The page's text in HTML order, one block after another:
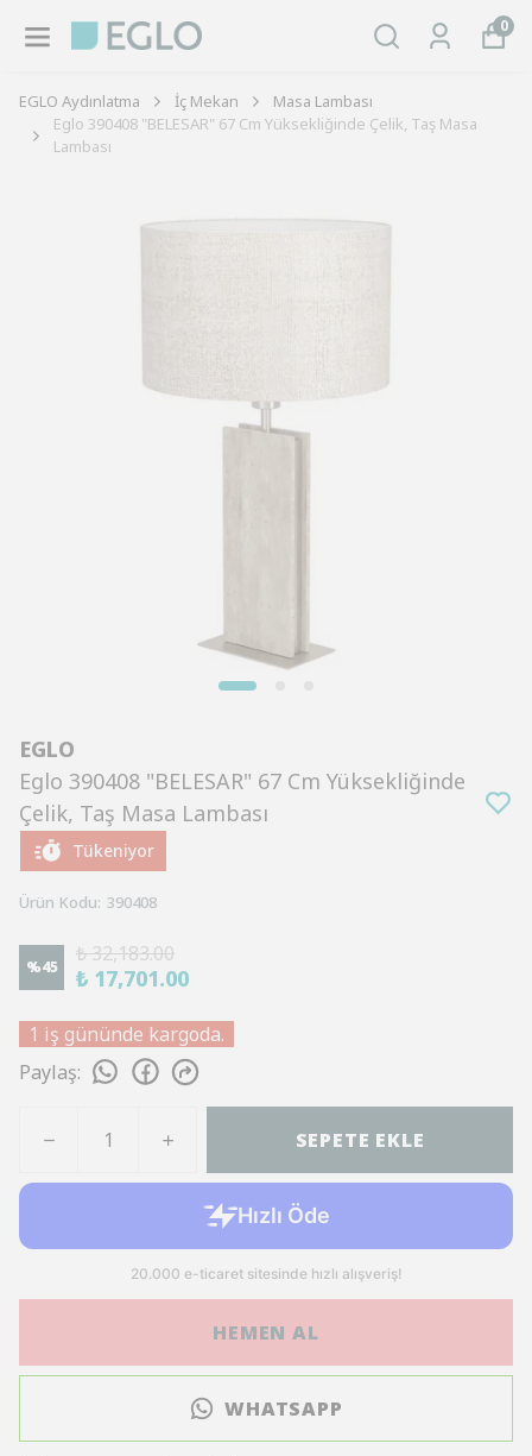
0
EGLO Aydınlatma İç Mekan
Masa Lambası
Eglo 390408 "BELESAR" 67 Cm Yüksekliğinde Çelik, Taş Masa
Lambası
EGLO
Eglo 390408 "BELESAR" 67 Cm Yüksekliğinde
Çelik, Taş Masa Lambası
Tükeniyor
Ürün Kodu: 390408
%45
₺ 32,183.00
₺ 17,701.00
1 iş gününde kargoda.
Paylaş:
SEPETE EKLE
HEMEN AL
WHATSAPP